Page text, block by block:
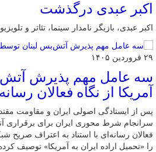
اکبر عبدی درگذشت
اکبر عبدی، بازیگر نامدار سینما، تئاتر و
۲۹ فروردین ۱۴۰۵
سه عامل مهم پذیرش
آمریکا از نگاه فعالان رسانه
پس از ایستادگی اصولی ایران و مقاومت
سرانجام شرط محوری ایران برای برقراری
فعالان رسانه‌ای با استناد به اعتراف صریح
را «تحمیل اراده ایران به آمریکا» توصیف کرده